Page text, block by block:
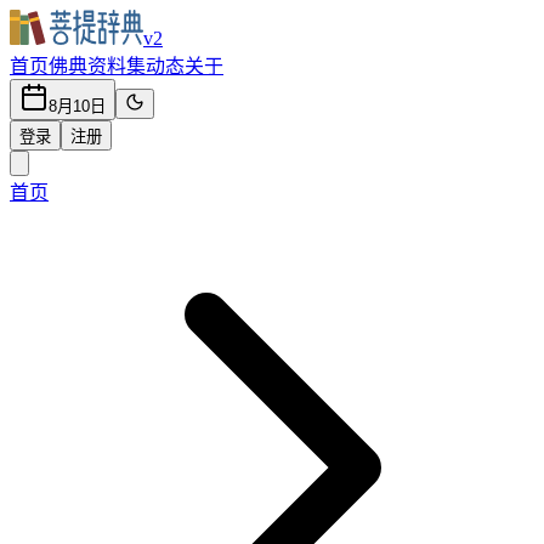
v2
首页佛典资料集动态关于
8月10日
登录
注册
首页